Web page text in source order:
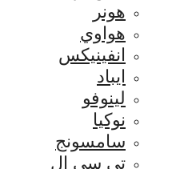
هونر
هواوي
انفينيكس
ايباد
لينوفو
نوكيا
سامسونج
تي سي إل